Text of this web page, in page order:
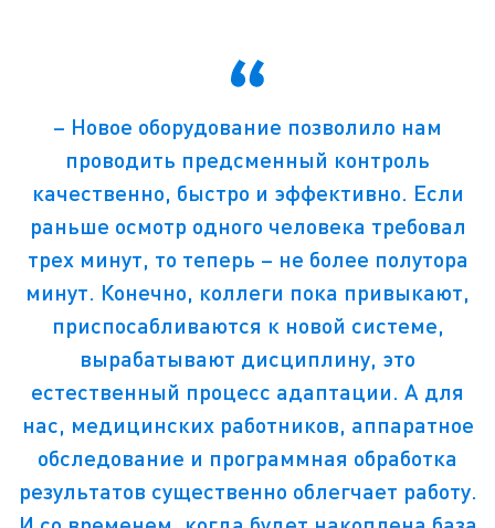
– Новое оборудование позволило нам
проводить предсменный контроль
качественно, быстро и эффективно. Если
раньше осмотр одного человека требовал
трех минут, то теперь – не более полутора
минут. Конечно, коллеги пока привыкают,
приспосабливаются к новой системе,
вырабатывают дисциплину, это
естественный процесс адаптации. А для
нас, медицинских работников, аппаратное
обследование и программная обработка
результатов существенно облегчает работу.